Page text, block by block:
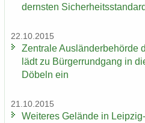
derns­ten
22.10.2015
Zen­tra­le Aus­län­der­be­hör­de
lädt zu Bür­ger­rund­gang in
Dö­beln ein
21.10.2015
Wei­te­res Ge­län­de in